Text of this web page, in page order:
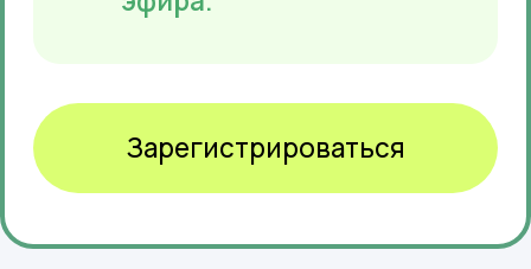
Бонус на вебинаре
Гайд «Горячие клавиши Excel»
использования программы.
Пересмотрите материал в удобное